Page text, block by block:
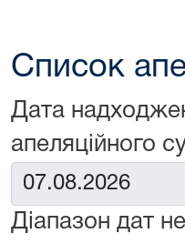
Список
Дата
апеляційного
Від:
Діапазон дат